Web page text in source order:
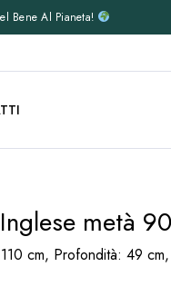
Bene Al Pianeta!
metà
cm, Profondità: 49